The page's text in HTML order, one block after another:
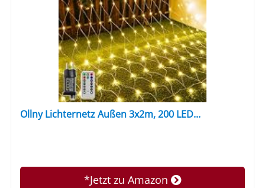
Ollny Lichternetz Außen 3x2m, 200 LED...
*Jetzt zu Amazon